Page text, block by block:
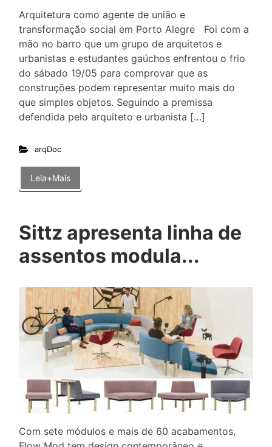
Arquitetura como agente de união e
transformação social em Porto Alegre Foi com a
mão no barro que um grupo de arquitetos e
urbanistas e estudantes gaúchos enfrentou o frio
do sábado 19/05 para comprovar que as
construções podem representar muito mais do
que simples objetos. Seguindo a premissa
defendida pelo arquiteto e urbanista […]
arqDoc
Leia+Mais
Sittz apresenta linha de
assentos modula...
Com sete módulos e mais de 60 acabamentos,